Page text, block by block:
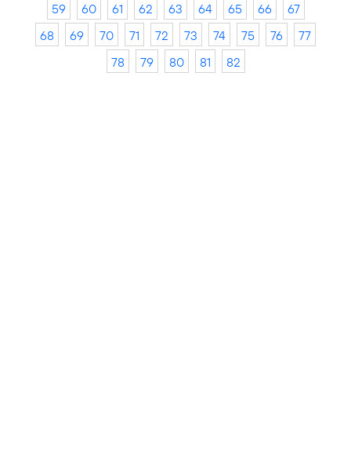
59
60 61 62 63 64 65 66
67
68
69 70 71 72 73 74 75 76
77
78
79 80 81 82